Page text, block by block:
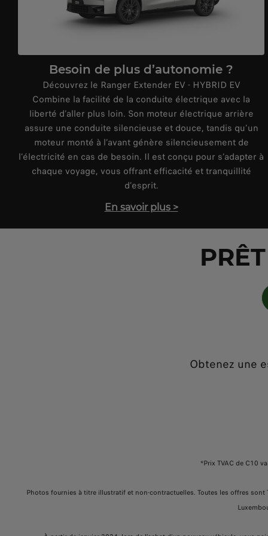
Besoin de plus d’autonomie ?
Découvrez le Ranger Extender EV - HYBRID EV
Combine la facilité de la conduite électrique avec la
liberté d’aller plus loin. Son moteur électrique arrière
assure une conduite silencieuse et douce, tandis qu’un
moteur monté à l’avant génère silencieusement de
l’électricité en cas de besoin. Il est conçu pour s’adapter à
chaque voyage, vous offrant efficacité et tranquillité
d’esprit.
En savoir plus>
Obtenez une
*Prix TVAC de C10
Photos fournies à titre illustratif et non-contractuelles. Toutes les offres